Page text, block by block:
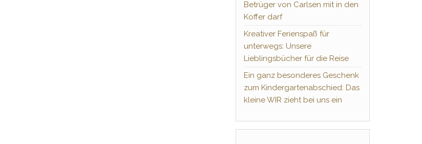
Betrüger von Carlsen mit in den
Koffer darf
Kreativer Ferienspaß für
unterwegs: Unsere
Lieblingsbücher für die Reise
Ein ganz besonderes Geschenk
zum Kindergartenabschied: Das
kleine WIR zieht bei uns ein